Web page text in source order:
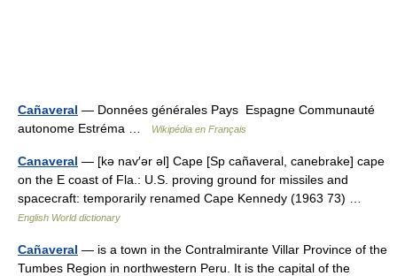
Cañaveral — Données générales Pays Espagne Communauté
autonome Estréma …
Wikipédia en Français
Canaveral — [kə nav′ər əl] Cape [Sp cañaveral, canebrake] cape
on the E coast of Fla.: U.S. proving ground for missiles and
spacecraft: temporarily renamed Cape Kennedy (1963 73) …
English World dictionary
Cañaveral — is a town in the Contralmirante Villar Province of the
Tumbes Region in northwestern Peru. It is the capital of the